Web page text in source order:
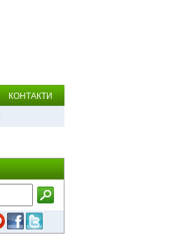
КОНТАКТИ